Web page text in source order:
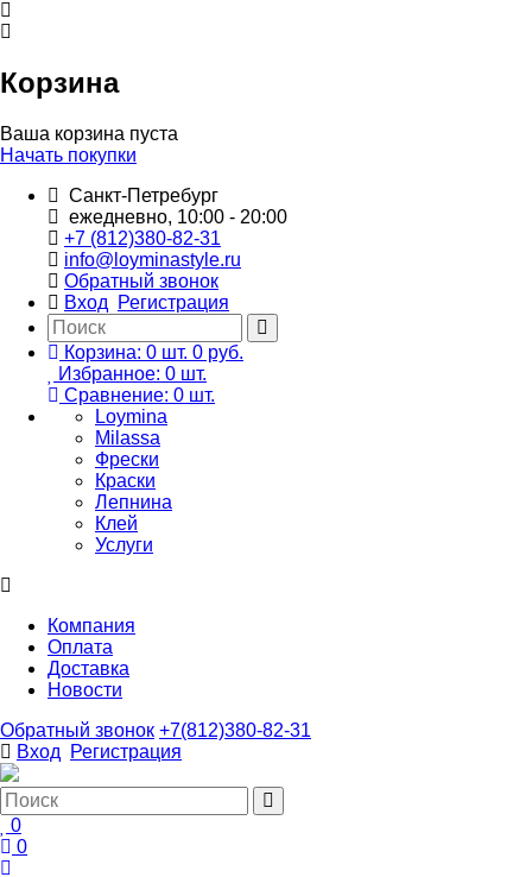
Корзина
Ваша корзина пуста
Начать покупки
Санкт-Петребург
ежедневно, 10:00 - 20:00
+7 (812)380-82-31
info@loyminastyle.ru
Обратный звонок
Вход
Регистрация
Корзина: 0 шт. 0 руб.
Избранное: 0 шт.
Сравнение: 0 шт.
Loymina
Milassa
Фрески
Краски
Лепнина
Клей
Услуги
Компания
Оплата
Доставка
Новости
Обратный звонок +7(812)380-82-31
Вход
Регистрация
0
0